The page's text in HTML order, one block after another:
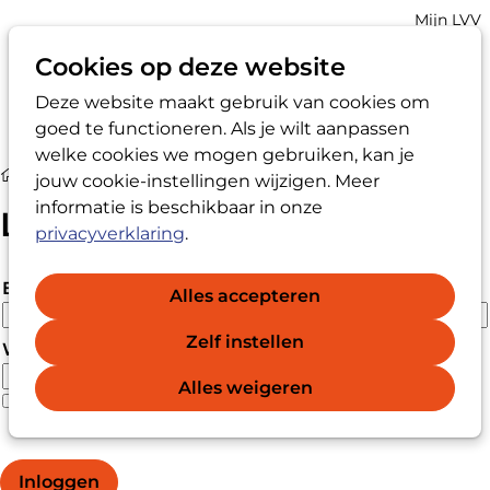
Cookies op deze website
Deze website maakt gebruik van cookies om
goed te functioneren. Als je wilt aanpassen
welke cookies we mogen gebruiken, kan je
jouw cookie-instellingen wijzigen. Meer
informatie is beschikbaar in onze
privacyverklaring.
Alles accepteren
Zelf instellen
Alles weigeren
Zoek
Account
Mijn LVV
Login
Login
E-mailadres
Wachtwoord
Wachtwoord weergeven
Wachtwoord vergeten?
Inloggen